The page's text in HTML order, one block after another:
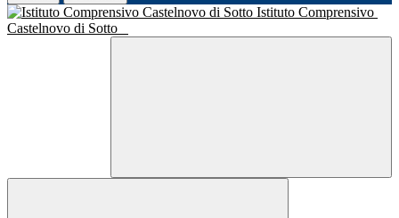
Istituto Comprensivo
Castelnovo di Sotto